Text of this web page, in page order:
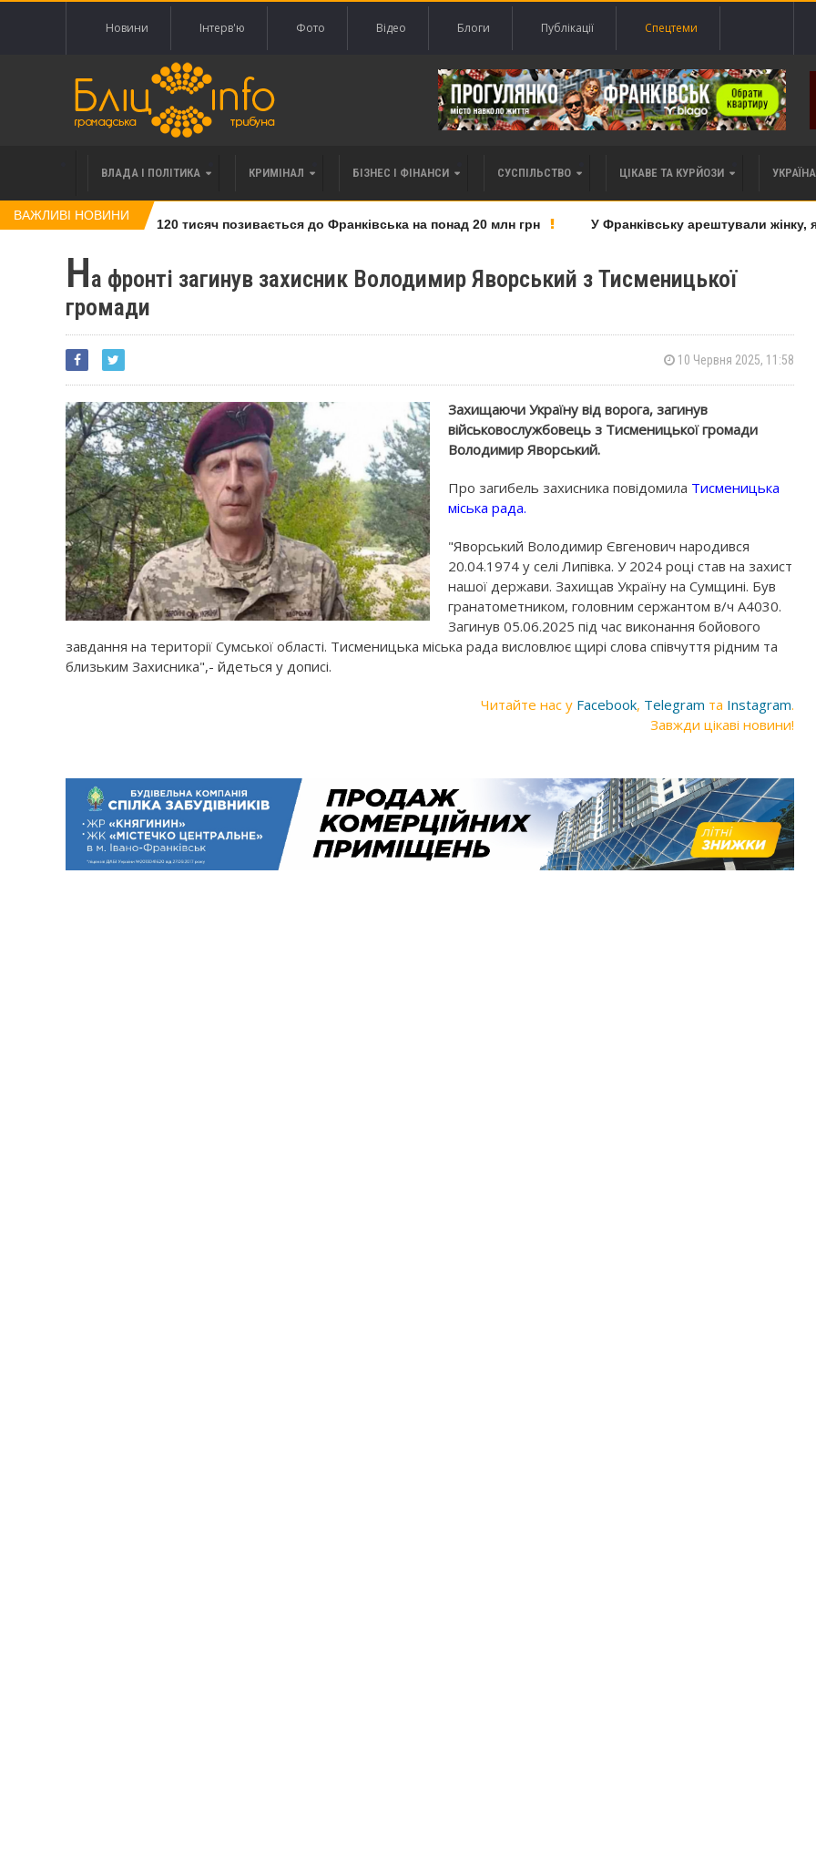
Новини Інтерв'ю Фото Відео Блоги Публікації Спецтеми
ВЛАДА І ПОЛІТИКА КРИМІНАЛ БІЗНЕС І ФІНАНСИ СУСПІЛЬСТВО ЦІКАВЕ ТА КУРЙОЗИ
ВАЖЛИВІ НОВИНИ
права вимоги за 120 тисяч позивається до Франківська на понад 20 млн грн У Франківську арештували жінку,
На фронті загинув захисник Володимир Яворський з Тисменицької
громади
10 Червня 2025, 11:58
Захищаючи Україну від ворога, загинув
військовослужбовець з Тисменицької громади
Володимир Яворський.
Про загибель захисника повідомила Тисменицька
міська рада.
"Яворський Володимир Євгенович народився
20.04.1974 у селі Липівка. У 2024 році став на захист
нашої держави. Захищав Україну на Сумщині. Був
гранатометником, головним сержантом в/ч А4030.
Загинув 05.06.2025 під час виконання бойового
завдання на території Сумської області. Тисменицька міська рада висловлює щирі слова співчуття рідним та
близьким Захисника",- йдеться у дописі.
Читайте нас у Facebook, Telegram та Instagram.
Завжди цікаві новини!